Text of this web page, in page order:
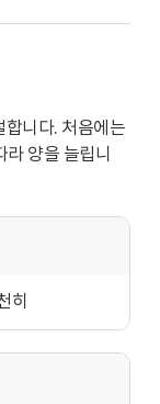
합니다. 처음에는
양을 늘립니
히